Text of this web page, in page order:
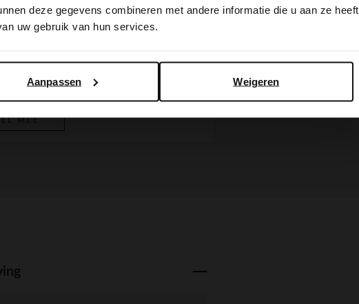
deze gegevens combineren met andere informatie die u aan ze heeft
uw gebruik van hun services.
Weigeren
Aanpassen
Taupe suède schoudertas met gouden studs
MEE
12.99
BESTEL MEE